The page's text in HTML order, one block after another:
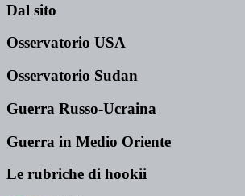
Dal sito
Osservatorio USA
Osservatorio Sudan
Guerra Russo-Ucraina
Guerra in Medio Oriente
Le rubriche di hookii